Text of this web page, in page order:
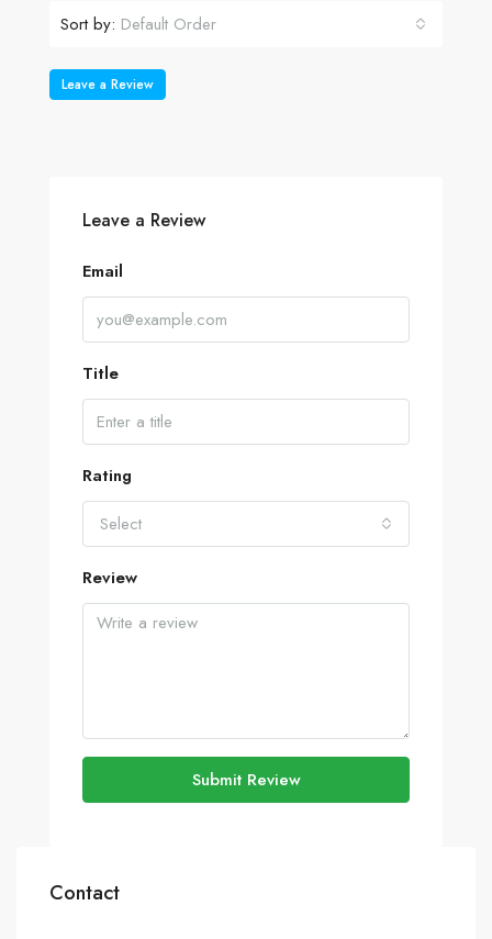
Sort by: Default Order
Leave a Review
Leave a Review
Email
Title
Rating
Select
Review
Submit Review
Contact